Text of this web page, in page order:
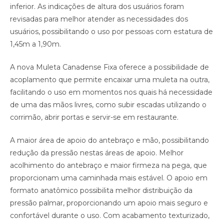
inferior. As indicações de altura dos usuários foram
revisadas para melhor atender as necessidades dos
usuários, possibilitando o uso por pessoas com estatura de
1,45m a 1,90m.
A nova Muleta Canadense Fixa oferece a possibilidade de
acoplamento que permite encaixar uma muleta na outra,
facilitando o uso em momentos nos quais há necessidade
de uma das mãos livres, como subir escadas utilizando o
corrimão, abrir portas e servir-se em restaurante.
A maior área de apoio do antebraço e mão, possibilitando
redução da pressão nestas áreas de apoio. Melhor
acolhimento do antebraço e maior firmeza na pega, que
proporcionam uma caminhada mais estável. O apoio em
formato anatômico possibilita melhor distribuição da
pressão palmar, proporcionando um apoio mais seguro e
confortável durante o uso. Com acabamento texturizado,